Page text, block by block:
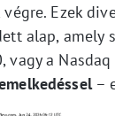
Ezek
alap, amely
vagy a
–